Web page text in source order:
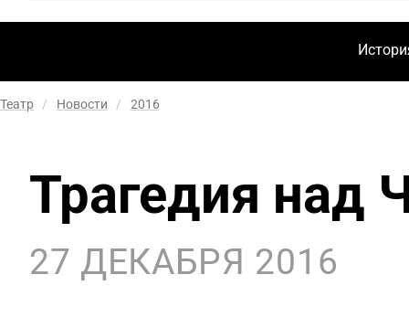
Театр / Новости / 2016
Трагедия
27 ДЕКАБРЯ 2016